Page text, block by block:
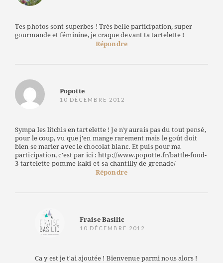
Tes photos sont superbes ! Très belle participation, super
gourmande et féminine, je craque devant ta tartelette !
Répondre
Popotte
10 DÉCEMBRE 2012
Sympa les litchis en tartelette ! Je n'y aurais pas du tout pensé,
pour le coup, vu que j'en mange rarement mais le goût doit
bien se marier avec le chocolat blanc. Et puis pour ma
participation, c'est par ici : http://www.popotte.fr/battle-food-
3-tartelette-pomme-kaki-et-sa-chantilly-de-grenade/
Répondre
Fraise Basilic
10 DÉCEMBRE 2012
Ca y est je t'ai ajoutée ! Bienvenue parmi nous alors !